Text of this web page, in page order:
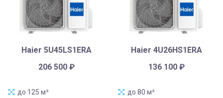
Haier 5U45LS1ERA
206 500 ₽
до 125 м²
Haier 4U26HS1ERA
136 100₽
до 80 м²